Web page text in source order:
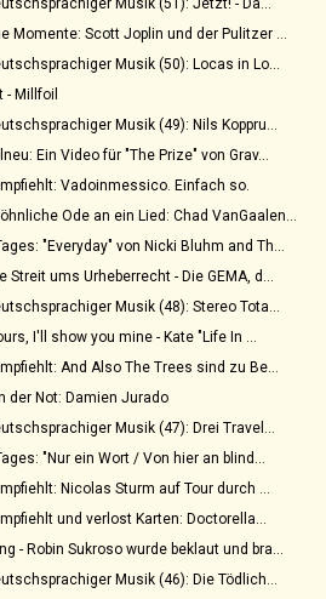
Momente: Scott Joplin und der Pulitzer ...
Musik (50): Locas in Lo...
- Millfoil
Musik (49): Nils Koppru...
Ein Video für "The Prize" von Grav...
Vadoinmessico. Einfach so.
Ode an ein Lied: Chad VanGaalen...
"Everyday" von Nicki Bluhm and Th...
Streit ums Urheberrecht - Die GEMA, d...
Musik (48): Stereo Tota...
I'll show you mine - Kate "Life In ...
And Also The Trees sind zu Be...
der Not: Damien Jurado
Musik (47): Drei Travel...
"Nur ein Wort / Von hier an blind...
Nicolas Sturm auf Tour durch ...
und verlost Karten: Doctorella...
- Robin Sukroso wurde beklaut und bra...
Musik (46): Die Tödlich...